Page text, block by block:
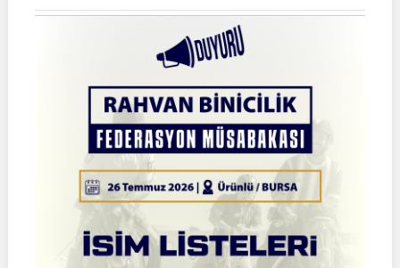
FEDERASYON
MÜSABAKASI
|
|
02
Ağustos
|
Müsabaka